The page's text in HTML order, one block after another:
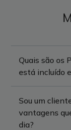
Quais são os
está incluído
Sou um
vantagens
dia?